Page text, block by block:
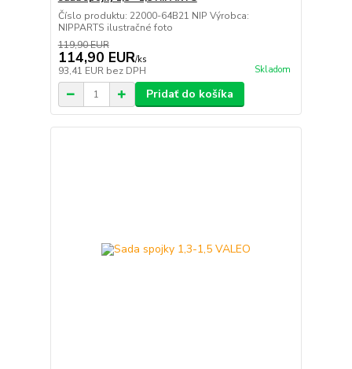
Číslo produktu: 22000-64B21 NIP Výrobca:
NIPPARTS ilustračné foto
119,90 EUR
114,90 EUR/ks
93,41 EUR bez DPH Skladom
Pridať do košíka